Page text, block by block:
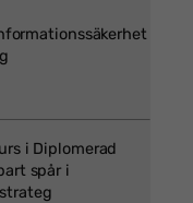
i Diplomerad
spår i